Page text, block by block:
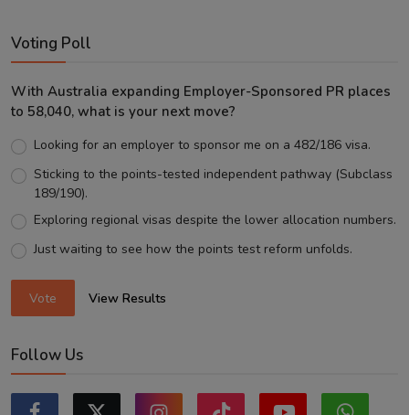
Voting Poll
With Australia expanding Employer-Sponsored PR places
to 58,040, what is your next move?
Looking for an employer to sponsor me on a 482/186 visa.
Sticking to the points-tested independent pathway (Subclass
189/190).
Exploring regional visas despite the lower allocation numbers.
Just waiting to see how the points test reform unfolds.
Vote View Results
Follow Us